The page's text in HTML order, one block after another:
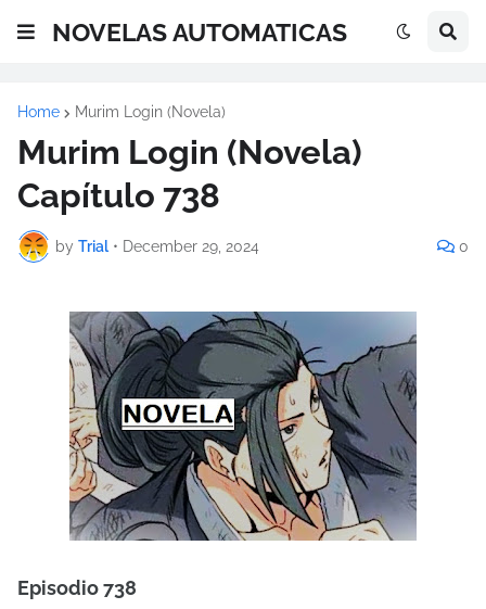
NOVELAS AUTOMATICAS
Home Murim Login (Novela)
Murim Login (Novela)
Capítulo 738
by Trial • December 29, 2024 0
Episodio 738